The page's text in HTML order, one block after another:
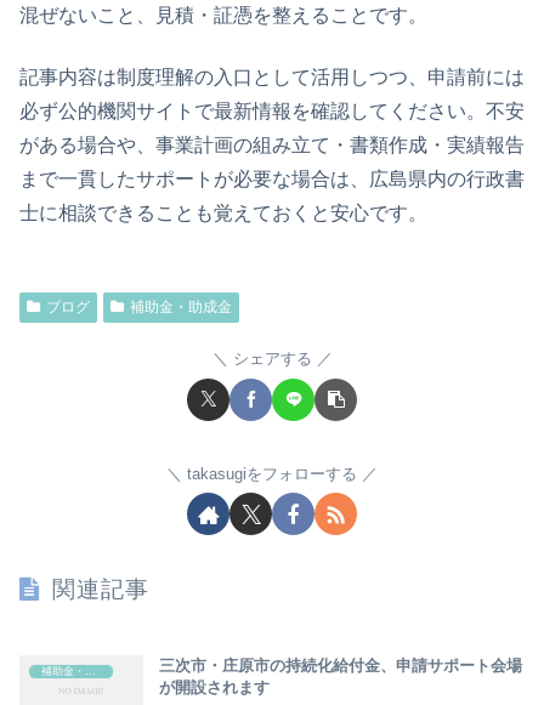
混ぜないこと、見積・証憑を整えることです。
記事内容は制度理解の入口として活用しつつ、申請前には
必ず公的機関サイトで最新情報を確認してください。不安
がある場合や、事業計画の組み立て・書類作成・実績報告
まで一貫したサポートが必要な場合は、広島県内の行政書
士に相談できることも覚えておくと安心です。
ブログ 補助金・助成金
シェアする
takasugiをフォローする
関連記事
補助金・助成金
三次市・庄原市の持続化給付金、申請サポート会場
が開設されます